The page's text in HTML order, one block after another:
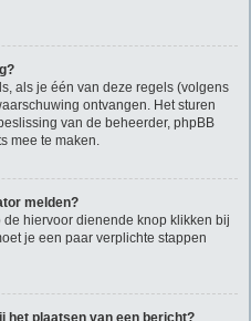
als je één van deze regels (volgens
ontvangen. Het sturen
van de beheerder, phpBB
mee te maken.
melden?
hiervoor dienende knop klikken bij
je een paar verplichte stappen
het plaatsen van een bericht?